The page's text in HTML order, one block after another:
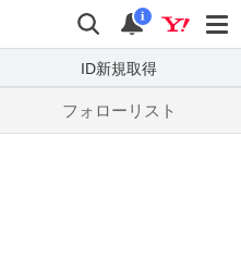
検索
通知
i
ID新規取得
フォローリスト